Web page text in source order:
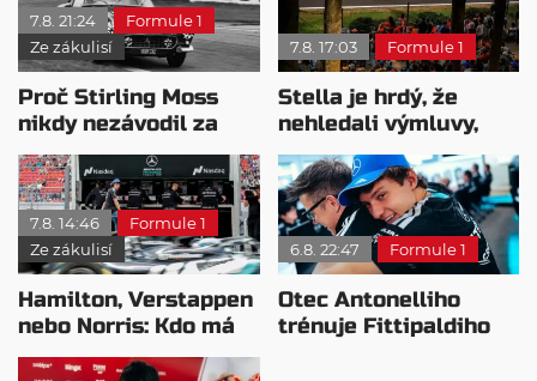
7.8. 21:24
Formule 1
Ze zákulisí
Proč Stirling Moss
nikdy nezávodil za
Ferrariho
7.8. 17:03 Formule 1
Stella je hrdý, že
nehledali výmluvy,
proč nedokážou
bojovat o titul
7.8. 14:46
Formule 1
Ze zákulisí
Hamilton, Verstappen
nebo Norris: Kdo má
nejvyšší plat?
6.8. 22:47 Formule 1
Otec Antonelliho
trénuje Fittipaldiho